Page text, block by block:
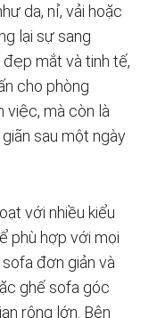
da, nỉ, vải hoặc
lại sự sang
mắt và tinh tế,
cho phòng
việc, mà còn là
sau một ngày
với nhiều kiểu
phù hợp với mọi
đơn giản và
ghế sofa góc
rộng lớn. Bên